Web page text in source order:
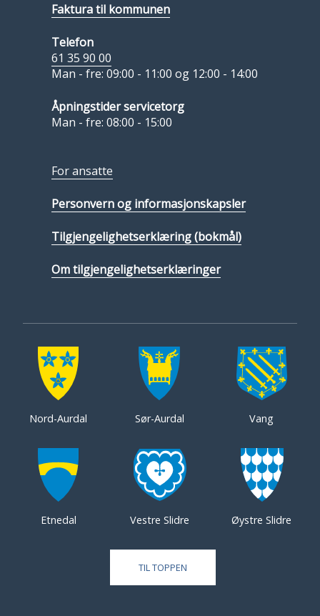
Faktura til kommunen
Telefon
61 35 90 00
Man - fre: 09:00 - 11:00 og 12:00 - 14:00
Åpningstider servicetorg
Man - fre: 08:00 - 15:00
For ansatte
Personvern og informasjonskapsler
Tilgjengelighetserklæring (bokmål)
Om tilgjengelighetserklæringer
Nord-Aurdal Sør-Aurdal Vang
Etnedal Vestre Slidre Øystre Slidre
TIL TOPPEN